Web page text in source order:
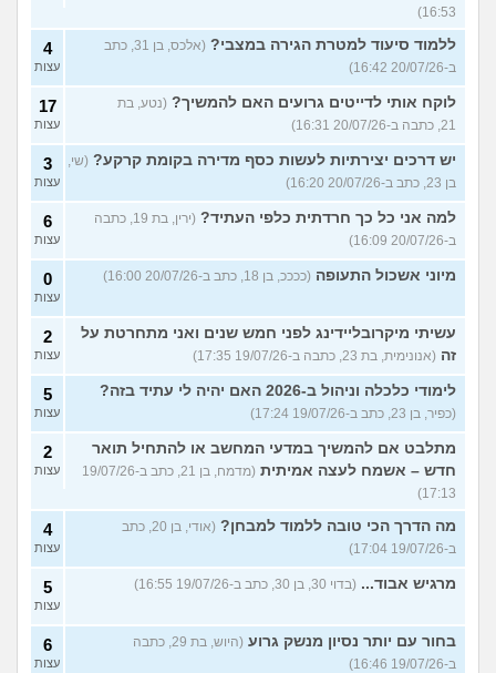
16:53)
ללמוד סיעוד למטרת הגירה במצבי?
(אלכס, בן 31, כתב
ב-20/07/26 16:42)
4
עצות
לוקח אותי לדייטים גרועים האם להמשיך? (נטע, בת
21, כתבה ב-20/07/26 16:31)
17
עצות
יש דרכים יצירתיות לעשות כסף מדירה בקומת קרקע? (שי,
בן 23, כתב ב-20/07/26 16:20)
3
עצות
למה אני כל כך חרדתית כלפי העתיד?
(ירין, בת 19, כתבה
ב-20/07/26 16:09)
6
עצות
מיוני אשכול התעופה (ככככ, בן 18, כתב ב-20/07/26 16:00) 0
עצות
עשיתי מיקרובליידינג לפני חמש שנים ואני מתחרטת על
זה (אנונימית, בת 23, כתבה ב-19/07/26 17:35)
2
עצות
לימודי כלכלה וניהול ב-2026 האם יהיה לי עתיד בזה?
(כפיר, בן 23, כתב ב-19/07/26 17:24)
5
עצות
מתלבט אם להמשיך במדעי המחשב או להתחיל תואר
חדש – אשמח לעצה אמיתית
(מדמח, בן 21, כתב ב-19/07/26
17:13)
2
עצות
מה הדרך הכי טובה ללמוד למבחן?
(אודי, בן 20, כתב
ב-19/07/26 17:04)
4
עצות
מרגיש אבוד... (בדוי 30, בן 30, כתב ב-19/07/26 16:55) 5
עצות
בחור עם יותר נסיון מנשק גרוע
(היוש, בת 29, כתבה
ב-19/07/26 16:46)
6
עצות